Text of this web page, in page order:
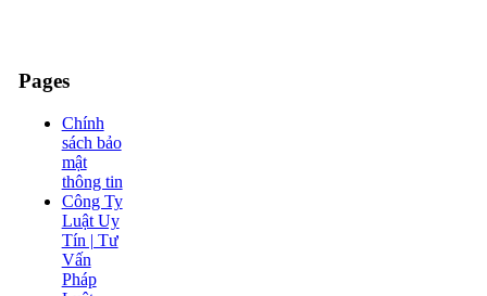
Pages
Chính
sách bảo
mật
thông tin
Công Ty
Luật Uy
Tín | Tư
Vấn
Pháp